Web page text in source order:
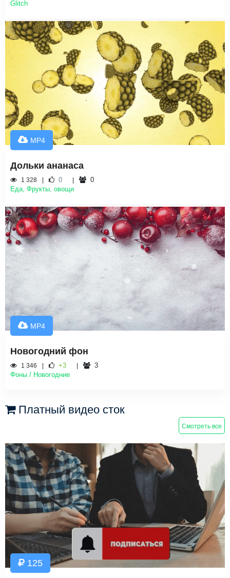
Glitch
MP4
Дольки ананаса
1 328 0
0
Еда, Фрукты, овощи
MP4
Новогодний фон
1 346 +3
3
Фоны / Новогодние
Платный видео сток
Смотреть все
125